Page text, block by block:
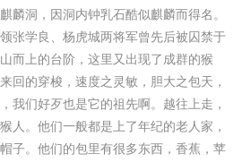
麟洞，因洞内钟乳石酷似麒麟而得名。
张学良、杨虎城两将军曾先后被囚禁于
而上的台阶，这里又出现了成群的猴
回的穿梭，速度之灵敏，胆大之包天，
我们好歹也是它的祖先啊。越往上走，
人。他们一般都是上了年纪的老人家，
子。他们的包里有很多东西，香蕉，苹